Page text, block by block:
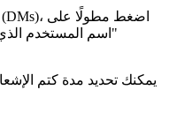
اسم المستخدم